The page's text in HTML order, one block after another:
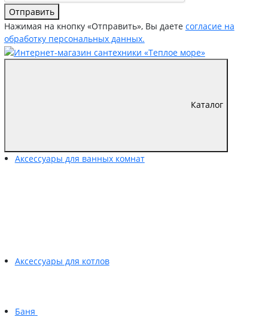
Отправить
Нажимая на кнопку «Отправить», Вы даете согласие на
обработку персональных данных.
Каталог
Аксессуары для ванных комнат
Аксессуары для котлов
Баня